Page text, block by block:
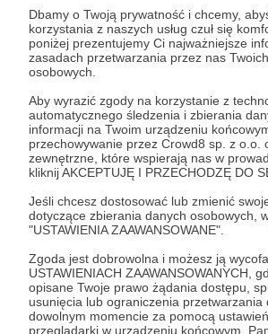
Dbamy o Twoją prywatność i chcemy,
korzystania z naszych usług czuł się
poniżej prezentujemy Ci najważniejsze
zasadach przetwarzania przez nas
osobowych.
Aby wyrazić zgody na korzystanie z
automatycznego śledzenia i zbierania
informacji na Twoim urządzeniu
przechowywanie przez Crowd8 sp. z o.o.
zewnętrzne, które wspierają nas w
kliknij AKCEPTUJĘ I PRZECHODZĘ DO
Jeśli chcesz dostosować lub zmienić
dotyczące zbierania danych osobowych,
"USTAWIENIA ZAAWANSOWANE".
Zgoda jest dobrowolna i możesz ją
USTAWIENIACH ZAAWANSOWANYCH,
opisane Twoje prawo żądania dostępu,
usunięcia lub ograniczenia przetwarzania
dowolnym momencie za pomocą
przeglądarki w urządzeniu końcowym.
jest po przekazaniu podpisanego
założenie konta przez osobę
dostępny jest na stronie regulaminu
* Zapoznałem się i akceptujęRegulamin
Prywatności.
* Wyrażam zgodę na przetwarzanie
osobowych podanych w formularzu
prawidłowego świadczenia usług serwisu